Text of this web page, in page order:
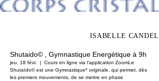
ISABELLE CANDEL
Shutaido© , Gymnastique Energétique à 9h
jeu. 18 févr. Cours en ligne via l'application ZoomLe
Shutaïdo© est une Gymnastique* originale, qui permet, dès
les premiers mouvements, de se mettre en phase